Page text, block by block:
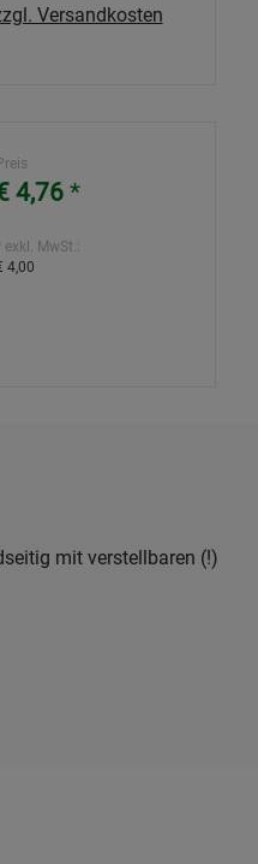
Versandkosten
4,76 *
exkl. MwSt.:
4,00
mit verstellbaren (!)